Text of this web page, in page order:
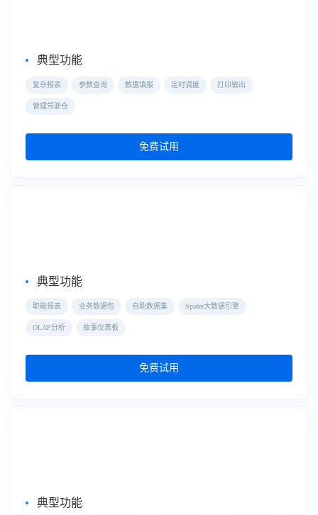
典型功能
复杂报表 参数查询 数据填报 定时调度 打印输出
管理驾驶仓
免费试用
典型功能
职能报表 业务数据包 自助数据集 Spider大数据引擎
OLAP分析 故事仪表板
免费试用
典型功能